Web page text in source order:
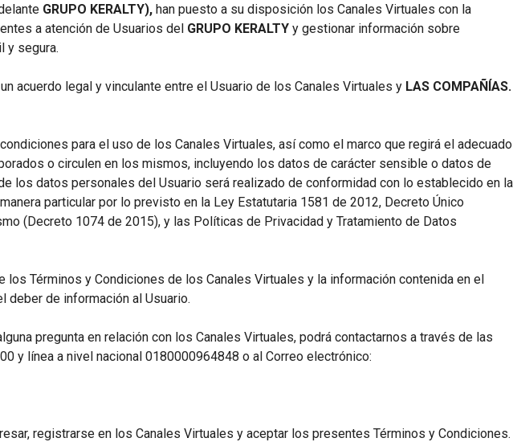
GRUPO KERALTY), han puesto a su disposición los Canales Virtuales con la
a atención de Usuarios del GRUPO KERALTY y gestionar información sobre
y segura.
acuerdo legal y vinculante entre el Usuario de los Canales Virtuales y LAS COMPAÑÍAS.
para el uso de los Canales Virtuales, así como el marco que regirá el adecuado
o circulen en los mismos, incluyendo los datos de carácter sensible o datos de
los datos personales del Usuario será realizado de conformidad con lo establecido en la
particular por lo previsto en la Ley Estatutaria 1581 de 2012, Decreto Único
(Decreto 1074 de 2015), y las Políticas de Privacidad y Tratamiento de Datos
Términos y Condiciones de los Canales Virtuales y la información contenida en el
deber de información al Usuario.
pregunta en relación con los Canales Virtuales, podrá contactarnos a través de las
y línea a nivel nacional 0180000964848 o al Correo electrónico:
registrarse en los Canales Virtuales y aceptar los presentes Términos y Condiciones.